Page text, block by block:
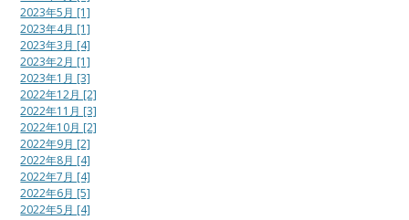
2023年5月 [1]
2023年4月 [1]
2023年3月 [4]
2023年2月 [1]
2023年1月 [3]
2022年12月 [2]
2022年11月 [3]
2022年10月 [2]
2022年9月 [2]
2022年8月 [4]
2022年7月 [4]
2022年6月 [5]
2022年5月 [4]